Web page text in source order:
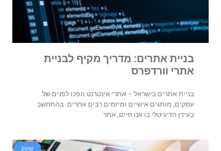
בניית אתרים: מדריך מקיף לבניית
אתרי וורדפרס
בניית אתרים בישראל – אתרי אינטרנט הפכו לפנים של
עסקים, מותגים אישיים ומיזמים רבים אחרים. בהתחשב
בעידן הדיגיטלי בו אנו חיים, אתר
שיווק